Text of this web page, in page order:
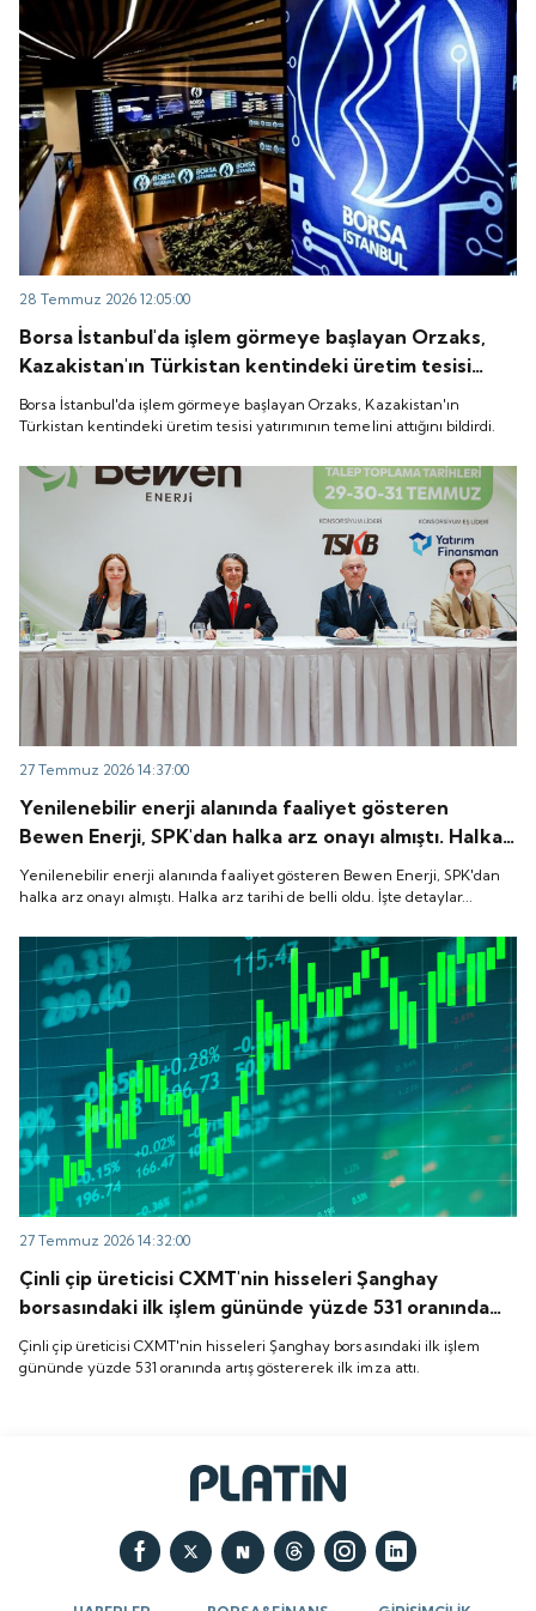
28 Temmuz 2026 12:05:00
Borsa İstanbul'da işlem görmeye başlayan Orzaks,
Kazakistan'ın Türkistan kentindeki üretim tesisi
yatırımının temelini attığını bildirdi.
Borsa İstanbul'da işlem görmeye başlayan Orzaks, Kazakistan'ın
Türkistan kentindeki üretim tesisi yatırımının temelini attığını bildirdi.
27 Temmuz 2026 14:37:00
Yenilenebilir enerji alanında faaliyet gösteren
Bewen Enerji, SPK'dan halka arz onayı almıştı. Halka
arz tarihi de belli oldu. İşte detaylar...
Yenilenebilir enerji alanında faaliyet gösteren Bewen Enerji, SPK'dan
halka arz onayı almıştı. Halka arz tarihi de belli oldu. İşte detaylar...
27 Temmuz 2026 14:32:00
Çinli çip üreticisi CXMT'nin hisseleri Şanghay
borsasındaki ilk işlem gününde yüzde 531 oranında
artış göstererek ilk imza attı.
Çinli çip üreticisi CXMT'nin hisseleri Şanghay borsasındaki ilk işlem
gününde yüzde 531 oranında artış göstererek ilk imza attı.